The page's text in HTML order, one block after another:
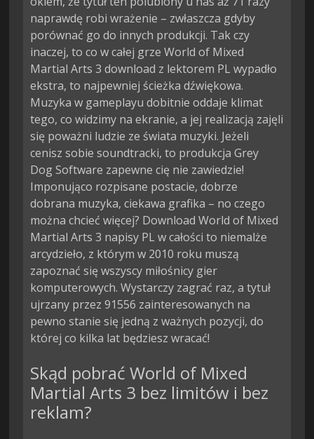
naprawdę robi wrażenie – zwłaszcza gdyby
porównać go do innych produkcji. Tak czy
inaczej, to co w całej grze World of Mixed
Martial Arts 3 download z lektorem PL wypadło
ekstra, to najpewniej ścieżka dźwiękowa.
Muzyka w gameplayu dobitnie oddaje klimat
tego, co widzimy na ekranie, a jej realizacją zajęli
się poważni ludzie ze świata muzyki. Jeżeli
cenisz sobie soundtracki, to produkcja Grey
Dog Software zapewne cię nie zawiedzie!
Imponująco rozpisane postacie, dobrze
dobrana muzyka, ciekawa grafika – no czego
można chcieć więcej? Download World of Mixed
Martial Arts 3 napisy PL w całości to niemalże
arcydzieło, z którym w 2010 roku muszą
zapoznać się wszyscy miłośnicy gier
komputerowych. Wystarczy zagrać raz, a tytuł
ujrzany przez 91556 zainteresowanych na
pewno stanie się jedną z ważnych pozycji, do
której co kilka lat będziesz wracać!
Skąd pobrać World of Mixed
Martial Arts 3 bez limitów i bez
reklam?